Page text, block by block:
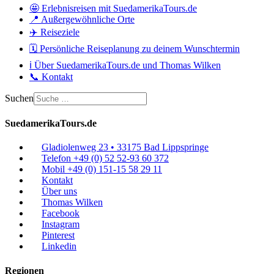
🤩 Erlebnisreisen mit SuedamerikaTours.de
📍 Außergewöhnliche Orte
✈️ Reiseziele
🗓️ Persönliche Reiseplanung zu deinem Wunschtermin
ℹ️ Über SuedamerikaTours.de und Thomas Wilken
📞 Kontakt
Suchen
SuedamerikaTours.de
Gladiolenweg 23 • 33175 Bad Lippspringe
Telefon +49 (0) 52 52-93 60 372
Mobil +49 (0) 151-15 58 29 11
Kontakt
Über uns
Thomas Wilken
Facebook
Instagram
Pinterest
Linkedin
Regionen